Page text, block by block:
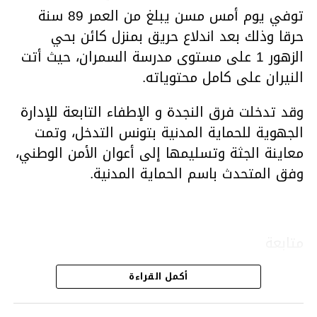
توفي يوم أمس مسن يبلغ من العمر 89 سنة
حرقا وذلك بعد اندلاع حريق بمنزل كائن بحي
الزهور 1 على مستوى مدرسة السمران، حيث أتت
النيران على كامل محتوياته.
وقد تدخلت فرق النجدة و الإطفاء التابعة للإدارة
الجهوية للحماية المدنية بتونس التدخل، وتمت
معاينة الجثة وتسليمها إلى أعوان الأمن الوطني،
وفق المتحدث باسم الحماية المدنية.
أكمل القراءة